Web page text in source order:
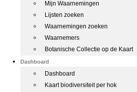
Mijn Waarnemingen
Lijsten zoeken
Waarnemingen zoeken
Waarnemers
Botanische Collectie op de Kaart
Dashboard
Dashboard
Kaart biodiversiteit per hok